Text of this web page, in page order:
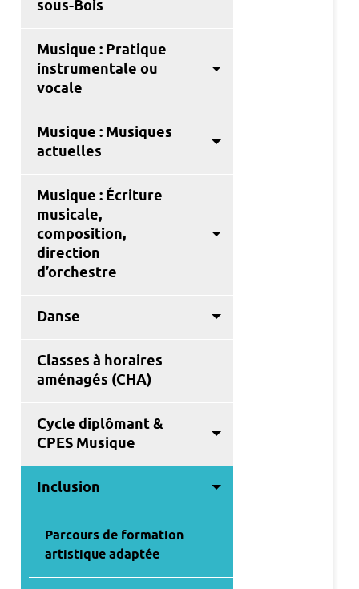
sous-Bois
Musique : Pratique
instrumentale ou
vocale
Musique : Musiques
actuelles
Musique : Écriture
musicale,
composition,
direction
d’orchestre
Danse
Classes à horaires
aménagés (CHA)
Cycle diplômant &
CPES Musique
Inclusion
Parcours de formation
artistique adaptée